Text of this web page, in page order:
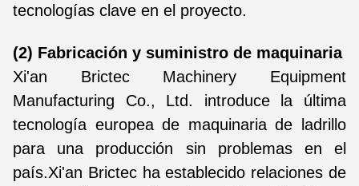
tecnologías clave en el proyecto.
(2) Fabricación y suministro de maquinaria
Xi'an Brictec Machinery Equipment
Manufacturing Co., Ltd. introduce la última
tecnología europea de maquinaria de ladrillo
para una producción sin problemas en el
país.Xi'an Brictec ha establecido relaciones de